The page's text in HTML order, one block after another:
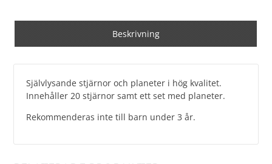
Beskrivning
Självlysande stjärnor och planeter i hög kvalitet.
​Innehåller 20 stjärnor samt ett set med planeter.
Rekommenderas inte till barn under 3 år.